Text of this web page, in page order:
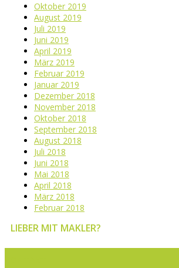
Oktober 2019
August 2019
Juli 2019
Juni 2019
April 2019
März 2019
Februar 2019
Januar 2019
Dezember 2018
November 2018
Oktober 2018
September 2018
August 2018
Juli 2018
Juni 2018
Mai 2018
April 2018
März 2018
Februar 2018
LIEBER MIT MAKLER?